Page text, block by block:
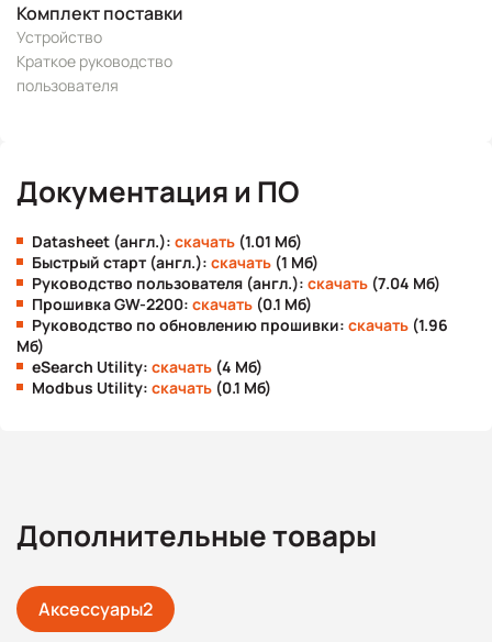
Комплект поставки
Устройство
Краткое руководство
пользователя
Документация и ПО
Datasheet (англ.): скачать (1.01 Мб)
Быстрый старт (англ.): скачать (1 Мб)
Руководство пользователя (англ.): скачать (7.04 Мб)
Прошивка GW-2200: скачать (0.1 Мб)
Руководство по обновлению прошивки: скачать (1.96
Мб)
eSearch Utility: скачать (4 Мб)
Modbus Utility: скачать (0.1 Мб)
Дополнительные товары
Аксессуары2